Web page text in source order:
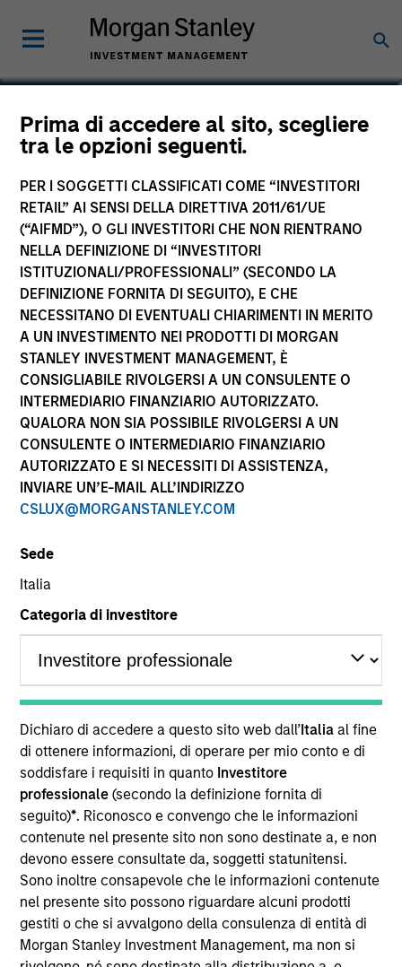
Prima di accedere al sito, scegliere
tra le opzioni seguenti.
PER I SOGGETTI CLASSIFICATI COME “INVESTITORI
RETAIL” AI SENSI DELLA DIRETTIVA 2011/61/UE
(“AIFMD”), O GLI INVESTITORI CHE NON RIENTRANO
NELLA DEFINIZIONE DI “INVESTITORI
ISTITUZIONALI/PROFESSIONALI” (SECONDO LA
DEFINIZIONE FORNITA DI SEGUITO), E CHE
NECESSITANO DI EVENTUALI CHIARIMENTI IN MERITO
A UN INVESTIMENTO NEI PRODOTTI DI MORGAN
STANLEY INVESTMENT MANAGEMENT, È
CONSIGLIABILE RIVOLGERSI A UN CONSULENTE O
INTERMEDIARIO FINANZIARIO AUTORIZZATO.
QUALORA NON SIA POSSIBILE RIVOLGERSI A UN
CONSULENTE O INTERMEDIARIO FINANZIARIO
AUTORIZZATO E SI NECESSITI DI ASSISTENZA,
INVIARE UN’E-MAIL ALL’INDIRIZZO
CSLUX@MORGANSTANLEY.COM
Sede
Italia
Categoria di investitore
Dichiaro di accedere a questo sito web dall’Italia al fine
di ottenere informazioni, di operare per mio conto e di
soddisfare i requisiti in quanto Investitore
professionale(secondo la definizione fornita di
seguito)*. Riconosco e convengo che le informazioni
contenute nel presente sito non sono destinate a, e non
devono essere consultate da, soggetti statunitensi.
Sono inoltre consapevole che le informazioni contenute
nel presente sito possono riguardare alcuni prodotti
gestiti o che si avvalgono della consulenza di entità di
Morgan Stanley Investment Management, ma non si
Gonzalo Limones Pradas
Vice President
YEARS OF INDUSTRY EXPERIENCE
12 Years
North America Private Credit
Gonzalo Limones is a Vice President at Morgan
Stanley and is a member of the Morgan Stanley
Private Credit team, where he focuses on
originating and underwriting investment
opportunities. Mr. Limones joined Morgan Stanley in
2014 and has over eight years of relevant industry
experience. Prior to joining the Private Credit team,
Mr. Limones spent five years in the firm's
Investment Banking Division, with stints in both the